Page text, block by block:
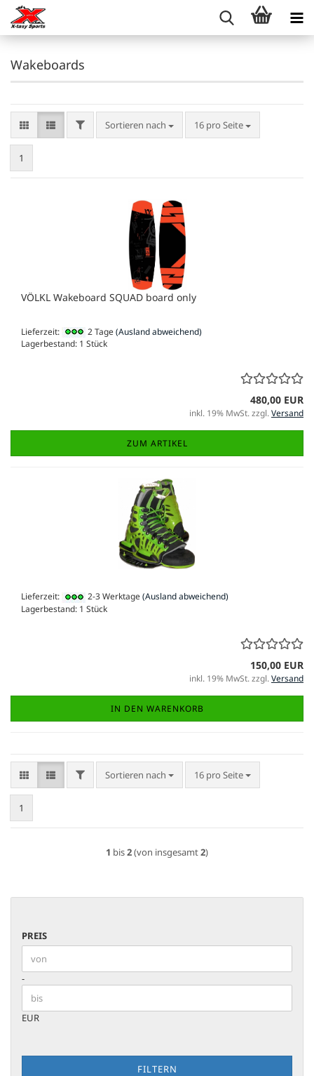
Wakeboards
FILTERSortieren nach
Sortieren nach 16 pro Seite
pro Seite
1
VÖLKL Wakeboard SQUAD board only
Lieferzeit: 2 Tage(Ausland abweichend)
Lagerbestand: 1 Stück
480,00 EUR
inkl. 19% MwSt. zzgl.Versand
ZUM ARTIKEL
Lieferzeit: 2-3 Werktage(Ausland abweichend)
Lagerbestand: 1 Stück
150,00 EUR
inkl. 19% MwSt. zzgl.Versand
IN DEN WARENKORB
FILTERSortieren nach
Sortieren nach 16 pro Seite
pro Seite
1
1 bis2(von insgesamt2)
PREIS
PREIS
Preis bis
-
EUR
FILTERN